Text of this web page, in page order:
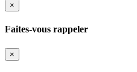
×
Faites-vous rappeler
×